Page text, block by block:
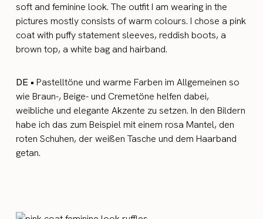
soft and feminine look. The outfit I am wearing in the
pictures mostly consists of warm colours. I chose a pink
coat with puffy statement sleeves, reddish boots, a
brown top, a white bag and hairband.
DE •Pastelltöne und warme Farben im Allgemeinen so
wie Braun-, Beige- und Cremetöne helfen dabei,
weibliche und elegante Akzente zu setzen. In den Bildern
habe ich das zum Beispiel mit einem rosa Mantel, den
roten Schuhen, der weißen Tasche und dem Haarband
getan.